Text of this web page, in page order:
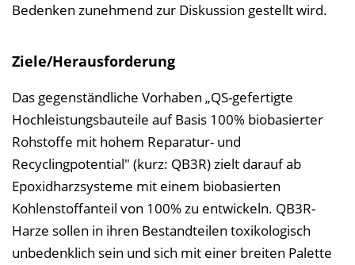
Bedenken zunehmend zur Diskussion gestellt wird.
Ziele/Herausforderung
Das gegenständliche Vorhaben „QS-gefertigte
Hochleistungsbauteile auf Basis 100% biobasierter
Rohstoffe mit hohem Reparatur- und
Recyclingpotential" (kurz: QB3R) zielt darauf ab
Epoxidharzsysteme mit einem biobasierten
Kohlenstoffanteil von 100% zu entwickeln. QB3R-
Harze sollen in ihren Bestandteilen toxikologisch
unbedenklich sein und sich mit einer breiten Palette